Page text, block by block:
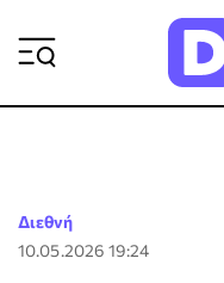
Διεθνή
10.05.2026 19:24